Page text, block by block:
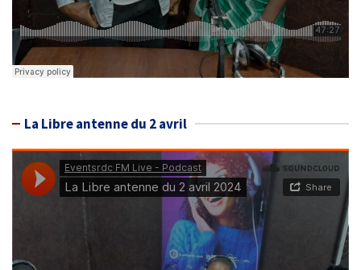
La Libre antenne du 2 avril